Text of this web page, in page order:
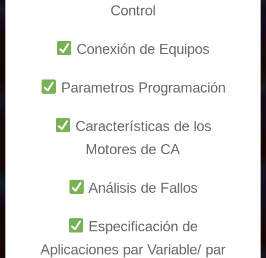
Control
Conexión de Equipos
Parametros Programación
Características de los
Motores de CA
Análisis de Fallos
Especificación de
Aplicaciones par Variable/ par